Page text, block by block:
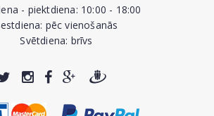
- piektdiena: 10:00 - 18:00
pēc vienošanās
Svētdiena: brīvs